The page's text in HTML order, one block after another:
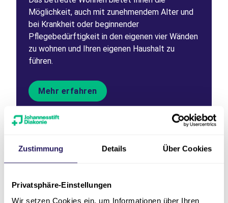
Zustimmung Details Über Cookies
Privatsphäre-Einstellungen
Wir setzen Cookies ein, um Informationen über Ihren
Möglichkeit, auch mit zunehmendem Alter und
bei Krankheit oder beginnender
Pflegebedürftigkeit in den eigenen vier Wänden
zu wohnen und Ihren eigenen Haushalt zu
führen.
Mehr erfahren
Weiter zu